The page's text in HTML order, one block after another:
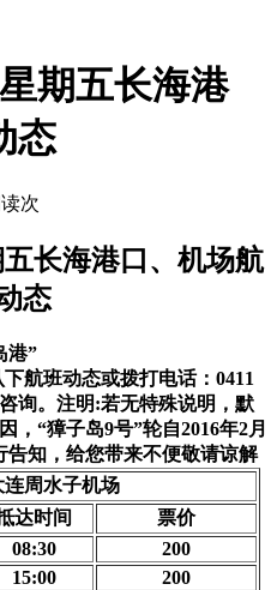
期五长海港
态
次
五长海港口、机场航
态
港”
航班动态或拨打电话：0411
询。注明:若无特殊说明，默
，“獐子岛9号”轮自2016年2月
告知，给您带来不便敬请谅解
周水子机场
达时间
票价
08:30
200
15:00
200